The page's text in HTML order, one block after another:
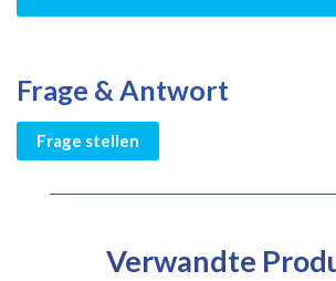
Frage & Antwort
Frage stellen
Verwandte